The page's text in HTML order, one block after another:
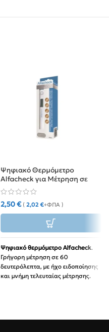
Ψηφιακό Θερμόμετρο
Alfacheck για Μέτρηση σε
60”
2,50€ ( 2,02 €+ΦΠΑ )
Ψηφιακό θερμόμετρο Alfacheck.
Γρήγορη μέτρηση σε 60
δευτερόλεπτα, με ήχο ειδοποίησης
και μνήμη τελευταίας μέτρησης.
ενήλικες.